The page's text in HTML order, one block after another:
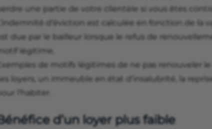
une partie de votre clientèle si vous êtes
d’éviction est calculée en fonction de la
due par le bailleur lorsque le refus de
légitime.
de motifs légitimes de ne pas renouveler
loyers, un immeuble en état d’insalubrité, la
l’habiter.
d’un loyer plus faible